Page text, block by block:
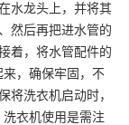
水龙头上，并将其
然后再把进水管的
着，将水管配件的
，确保牢固，不
将洗衣机启动时，
衣机使用是需注